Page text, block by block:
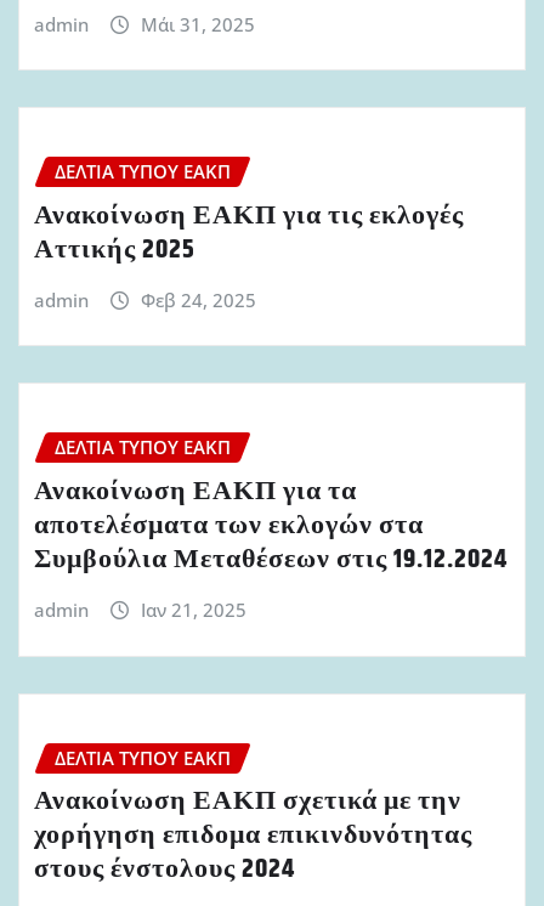
admin Μάι 31, 2025
ΔΕΛΤΊΑ ΤΎΠΟΥ ΕΑΚΠ
Ανακοίνωση ΕΑΚΠ για τις εκλογές
Αττικής 2025
admin Φεβ 24, 2025
ΔΕΛΤΊΑ ΤΎΠΟΥ ΕΑΚΠ
Ανακοίνωση ΕΑΚΠ για τα
αποτελέσματα των εκλογών στα
Συμβούλια Μεταθέσεων στις 19.12.2024
admin Ιαν 21, 2025
ΔΕΛΤΊΑ ΤΎΠΟΥ ΕΑΚΠ
Ανακοίνωση ΕΑΚΠ σχετικά με την
χορήγηση επιδομα επικινδυνότητας
στους ένστολους 2024